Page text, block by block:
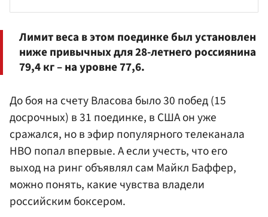
Лимит веса в этом поединке был установлен
ниже привычных для 28-летнего россиянина
79,4 кг – на уровне 77,6.
До боя на счету Власова было 30 побед (15
досрочных) в 31 поединке, в США он уже
сражался, но в эфир популярного телеканала
HBO попал впервые. А если учесть, что его
выход на ринг объявлял сам Майкл Баффер,
можно понять, какие чувства владели
российским боксером.